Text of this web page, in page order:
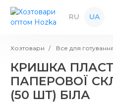
RU UA
Хозтовари Все для
КРИШКА
ПАПЕРОВОЇ
(50 ШТ) БІЛА